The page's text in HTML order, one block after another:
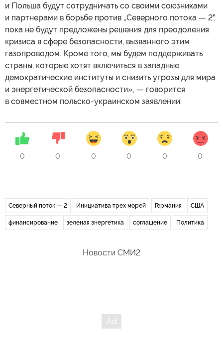
и Польша будут сотрудничать со своими союзниками
и партнерами в борьбе против „Северного потока — 2",
пока не будут предложены решения для преодоления
кризиса в сфере безопасности, вызванного этим
газопроводом. Кроме того, мы будем поддерживать
страны, которые хотят включиться в западные
демократические институты и снизить угрозы для мира
и энергетической безопасности», — говорится
в совместном польско-украинском заявлении.
0 0 0 0 0 0
Северный поток — 2 Инициатива трех морей Германия США
финансирование зеленая энергетика соглашение Политика
Новости СМИ2